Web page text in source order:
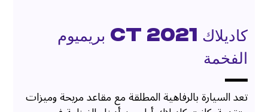
كاديلاك 2021 CT بريميوم
الفخمة
تعد السيارة بالرفاهية المطلقة مع مقاعد مريحة وميزات